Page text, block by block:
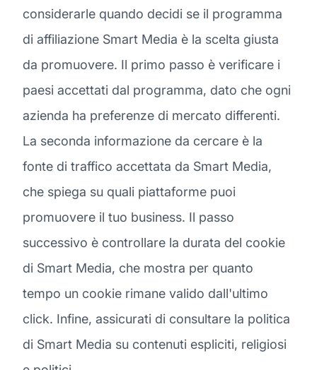
considerarle quando decidi se il programma
di affiliazione Smart Media è la scelta giusta
da promuovere. Il primo passo è verificare i
paesi accettati dal programma, dato che ogni
azienda ha preferenze di mercato differenti.
La seconda informazione da cercare è la
fonte di traffico accettata da Smart Media,
che spiega su quali piattaforme puoi
promuovere il tuo business. Il passo
successivo è controllare la durata del cookie
di Smart Media, che mostra per quanto
tempo un cookie rimane valido dall'ultimo
click. Infine, assicurati di consultare la politica
di Smart Media su contenuti espliciti, religiosi